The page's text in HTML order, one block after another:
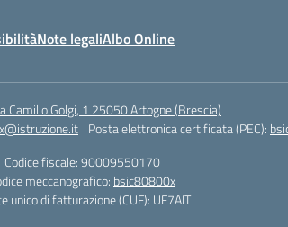
Note legaliAlbo Online
Camillo Golgi, 1 25050 Artogne (Brescia)
Posta elettronica certificata (PEC):
Codice fiscale: 90009550170
meccanografico: bsic80800x
unico di fatturazione (CUF): UF7AIT